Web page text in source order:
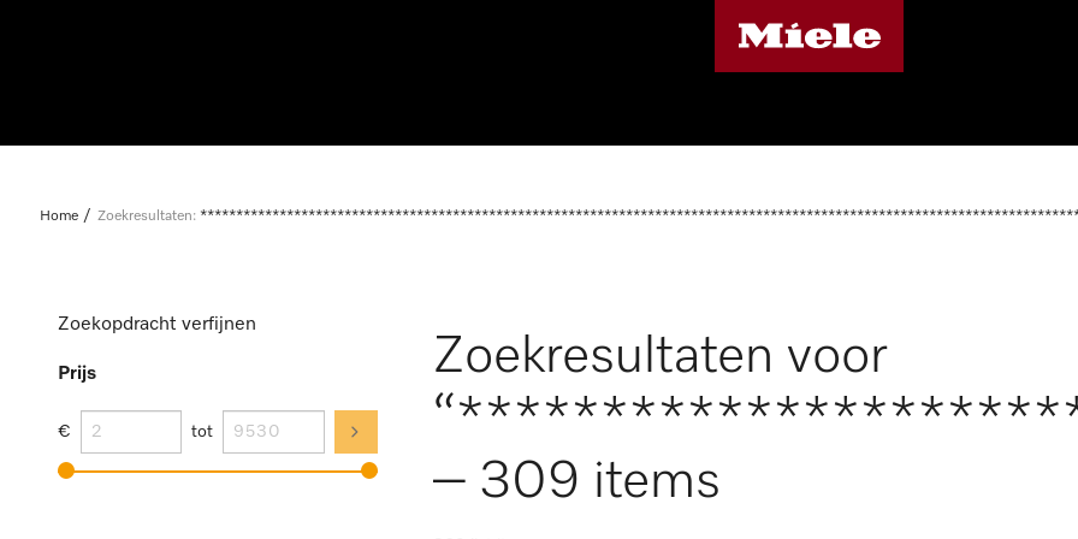
Home Zoekresultaten:
Zoekopdracht verfijnen
Prijs
€ tot
Zoekresultaten voor
– 309 items